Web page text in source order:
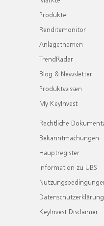
Produkte
Renditemonitor
Anlagethemen
TrendRadar
Blog & Newsletter
Produktwissen
My KeyInvest
Rechtliche
Bekanntmachungen
Hauptregister
Information zu UBS
Datenschutzerklärung
KeyInvest Disclaimer